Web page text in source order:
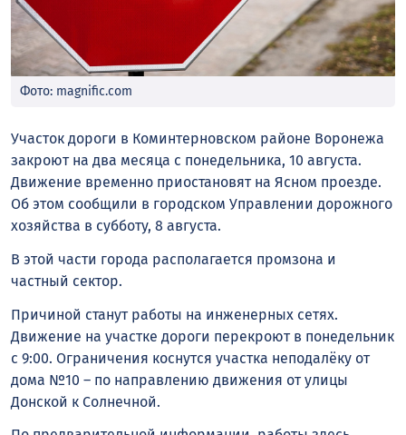
Фото: magnific.com
Участок дороги в Коминтерновском районе Воронежа
закроют на два месяца с понедельника, 10 августа.
Движение временно приостановят на Ясном проезде.
Об этом сообщили в городском Управлении дорожного
хозяйства в субботу, 8 августа.
В этой части города располагается промзона и
частный сектор.
Причиной станут работы на инженерных сетях.
Движение на участке дороги перекроют в понедельник
с 9:00. Ограничения коснутся участка неподалёку от
дома №10 – по направлению движения от улицы
Донской к Солнечной.